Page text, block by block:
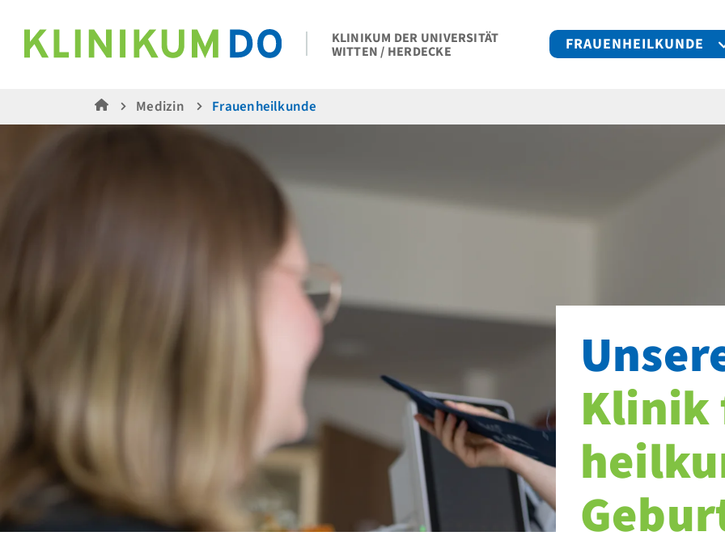
KLINIKUM DER UNIVERSITÄT
WITTEN / HERDECKE FRAUENHEILKUNDE
Medizin Frauenheilkunde